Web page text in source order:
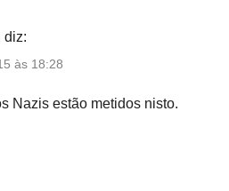
diz:
às 18:28
Nazis estão metidos nisto.